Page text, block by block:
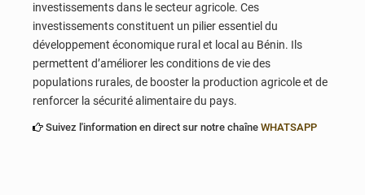
investissements dans le secteur agricole. Ces
investissements constituent un pilier essentiel du
développement économique rural et local au Bénin. Ils
permettent d’améliorer les conditions de vie des
populations rurales, de booster la production agricole et de
renforcer la sécurité alimentaire du pays.
Suivez l'information en direct sur notre chaîne WHATSAPP